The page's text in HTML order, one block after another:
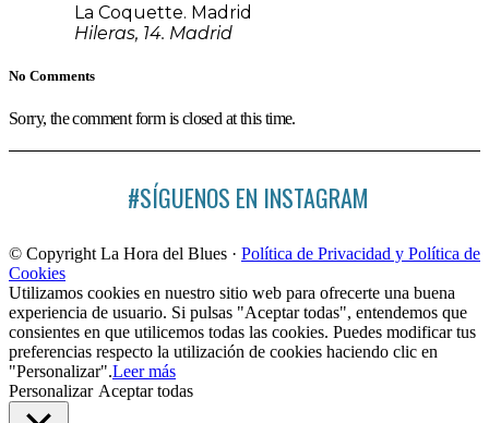
La Coquette. Madrid
Hileras, 14. Madrid
No Comments
Sorry, the comment form is closed at this time.
#SÍGUENOS EN INSTAGRAM
© Copyright La Hora del Blues · Política de Privacidad y Política de
Cookies
Utilizamos cookies en nuestro sitio web para ofrecerte una buena
experiencia de usuario. Si pulsas "Aceptar todas", entendemos que
consientes en que utilicemos todas las cookies. Puedes modificar tus
preferencias respecto la utilización de cookies haciendo clic en
"Personalizar".Leer más
Personalizar Aceptar todas